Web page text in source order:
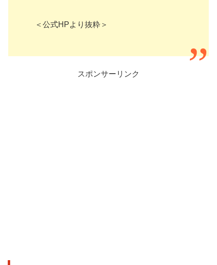
＜公式HPより抜粋＞
スポンサーリンク